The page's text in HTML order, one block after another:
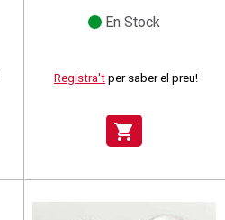
En Stock
Registra't per saber el preu!
shopping_cart